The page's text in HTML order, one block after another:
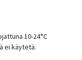
10-24°C
ei käytetä.